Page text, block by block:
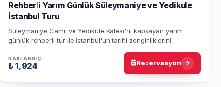
Rehberli Yarım Günlük Süleymaniye ve Yedikule
İstanbul Turu
Süleymaniye Camii ve Yedikule Kalesi'ni kapsayan yarım
günlük rehberli tur ile İstanbul'un tarihi zenginliklerini
BAŞLANGIÇ
₺ 1,924 Rezervasyon